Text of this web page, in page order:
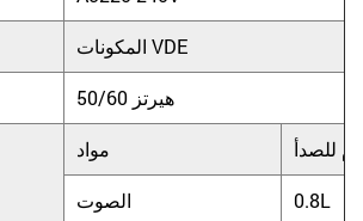
المكونات VDE
50/60 هيرتز
مواد للصدأ
الصوت 0.8L